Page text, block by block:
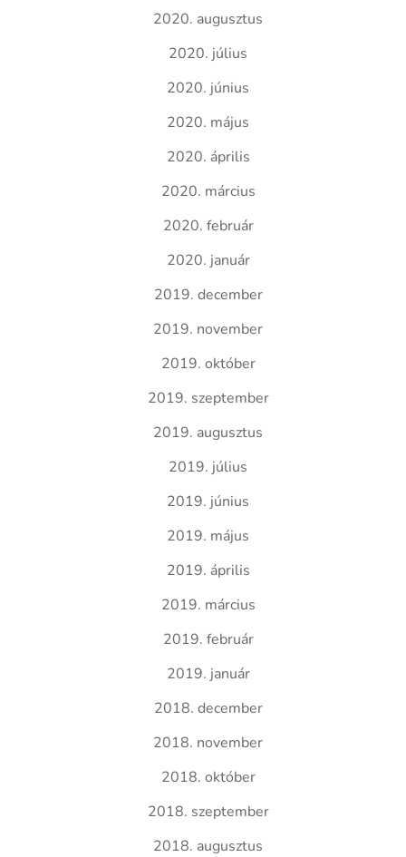
2020. augusztus
2020. július
2020. június
2020. május
2020. április
2020. március
2020. február
2020. január
2019. december
2019. november
2019. október
2019. szeptember
2019. augusztus
2019. július
2019. június
2019. május
2019. április
2019. március
2019. február
2019. január
2018. december
2018. november
2018. október
2018. szeptember
2018. augusztus